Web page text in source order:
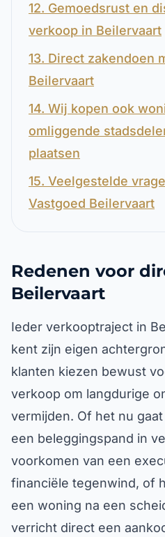
12. Gemoedsrust en
verkoop in Beilervaart
13. Direct zakendoen
Beilervaart
14. Wij kopen ook
omliggende
plaatsen
15. Veelgestelde
Vastgoed Beilervaart
Redenen voor
Beilervaart
Ieder verkooptraject in
kent zijn eigen
klanten kiezen bewust
verkoop om langdurige
vermijden. Of het nu
een beleggingspand in
voorkomen van een
financiële tegenwind, of
een woning na een
verricht direct een